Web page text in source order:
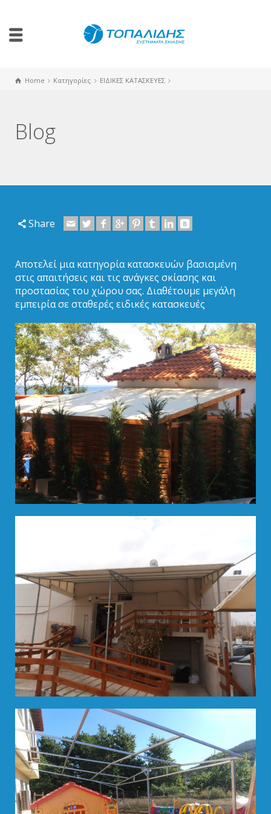
Home Κατηγορίες ΕΙΔΙΚΕΣ ΚΑΤΑΣΚΕΥΕΣ
Blog
Share
Αποτελεί μια κατηγορία κατασκευών βασισμένη
στις απαιτήσεις και τις ανάγκες σκίασης και
προστασίας του χώρου σας. Διαθέτουμε μεγάλη
εμπειρία σε σταθερές ειδικές κατασκευές